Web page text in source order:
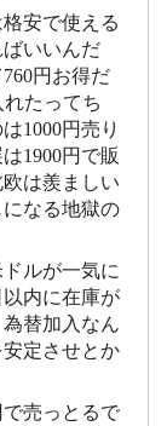
安で使える
いいんだ
円お得だ
たってち
1000円売り
1900円で販
は羨ましい
なる地獄の
ルが一気に
内に在庫が
替加入なん
定させとか
売っとるで